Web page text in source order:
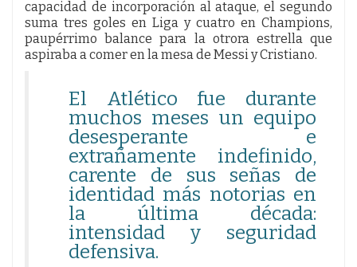
capacidad de incorporación al ataque, el segundo
suma tres goles en Liga y cuatro en Champions,
paupérrimo balance para la otrora estrella que
aspiraba a comer en la mesa de Messi y Cristiano.
El Atlético fue durante
muchos meses un equipo
desesperante e
extrañamente indefinido,
carente de sus señas de
identidad más notorias en
la última década:
intensidad y seguridad
defensiva.